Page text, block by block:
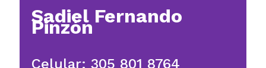
Sadiel Fernando
Pinzón
Celular: 305 801 8764